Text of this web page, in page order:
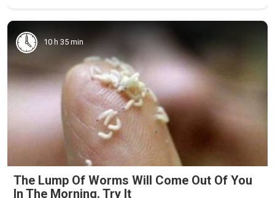
10 h 35 min
The Lump Of Worms Will Come Out Of You
In The Morning. Try It